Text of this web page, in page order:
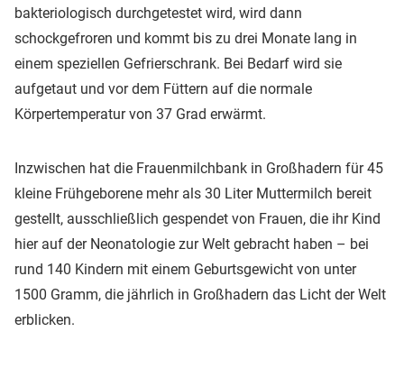
bakteriologisch durchgetestet wird, wird dann
schockgefroren und kommt bis zu drei Monate lang in
einem speziellen Gefrierschrank. Bei Bedarf wird sie
aufgetaut und vor dem Füttern auf die normale
Körpertemperatur von 37 Grad erwärmt.
Inzwischen hat die Frauenmilchbank in Großhadern für 45
kleine Frühgeborene mehr als 30 Liter Muttermilch bereit
gestellt, ausschließlich gespendet von Frauen, die ihr Kind
hier auf der Neonatologie zur Welt gebracht haben – bei
rund 140 Kindern mit einem Geburtsgewicht von unter
1500 Gramm, die jährlich in Großhadern das Licht der Welt
erblicken.